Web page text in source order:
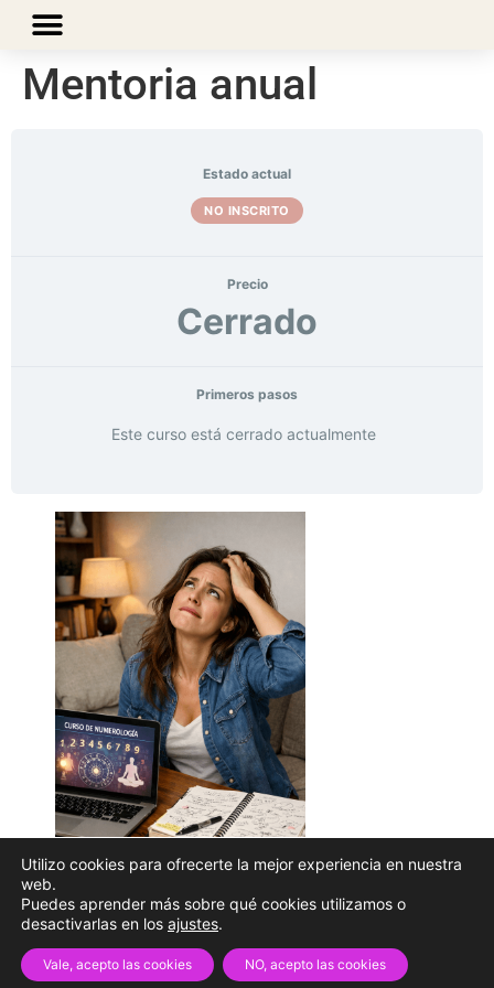
Mentoria anual
Estado actual
NO INSCRITO
Precio
Cerrado
Primeros pasos
Este curso está cerrado actualmente
Utilizo cookies para ofrecerte la mejor experiencia en nuestra
web.
Puedes aprender más sobre qué cookies utilizamos o
desactivarlas en los ajustes.
Vale, acepto las cookies NO, acepto las cookies